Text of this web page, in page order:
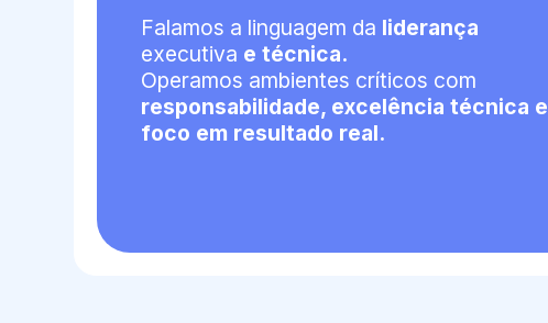
Falamos a linguagem da liderança
executiva e técnica.
Operamos ambientes críticos com
responsabilidade, excelência técnica e
foco em resultado real.